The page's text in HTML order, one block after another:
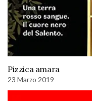
Pizzica amara
23 Marzo 2019